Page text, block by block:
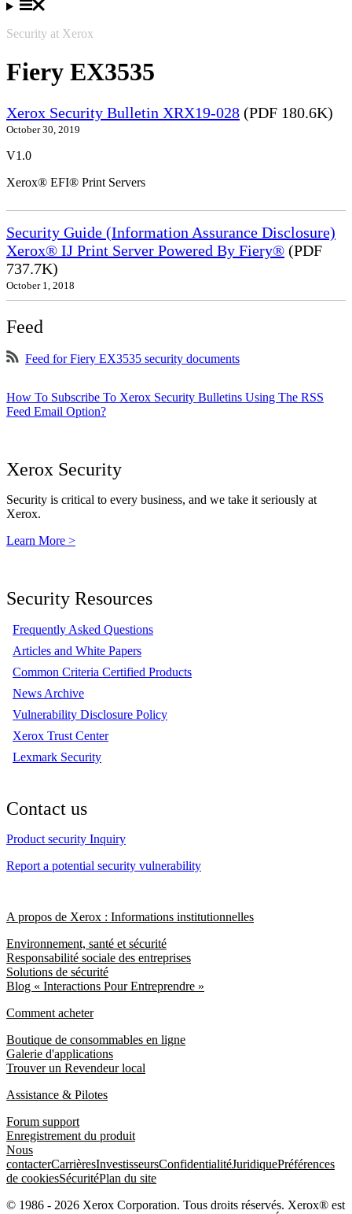
Security at Xerox
Fiery EX3535
Xerox Security Bulletin XRX19-028 (PDF 180.6K)
October 30, 2019
V1.0
Xerox® EFI® Print Servers
Security Guide (Information Assurance Disclosure)
Xerox® IJ Print Server Powered By Fiery® (PDF
737.7K)
October 1, 2018
Feed
Feed for Fiery EX3535 security documents
How To Subscribe To Xerox Security Bulletins Using The RSS
Feed Email Option?
Xerox Security
Security is critical to every business, and we take it seriously at
Xerox.
Learn More >
Security Resources
Frequently Asked Questions
Articles and White Papers
Common Criteria Certified Products
News Archive
Vulnerability Disclosure Policy
Xerox Trust Center
Lexmark Security
Contact us
Product security Inquiry
Report a potential security vulnerability
A propos de Xerox : Informations institutionnelles
Environnement, santé et sécurité
Responsabilité sociale des entreprises
Solutions de sécurité
Blog « Interactions Pour Entreprendre »
Comment acheter
Boutique de consommables en ligne
Galerie d'applications
Trouver un Revendeur local
Assistance & Pilotes
Forum support
Enregistrement du produit
Nous
contacterCarrièresInvestisseursConfidentialitéJuridiquePréférences
de cookiesSécuritéPlan du site
© 1986 - 2026 Xerox Corporation. Tous droits réservés. Xerox® est